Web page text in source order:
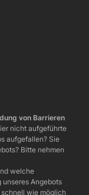
von Barrieren
nicht aufgeführte
aufgefallen? Sie
Bitte nehmen
welche
unseres Angebots
wie möglich